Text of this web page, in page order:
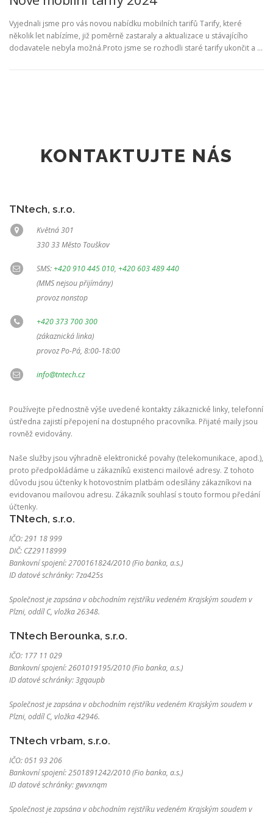
Vyjednali jsme pro vás novou nabídku mobilních tarifů Tarify, které
několik let nabízíme, již poměrně zastaraly a aktualizace u stávajícího
dodavatele nebyla možná.Proto jsme se rozhodli staré tarify ukončit a …
KONTAKTUJTE NÁS
TNtech, s.r.o.
Květná 301
330 33 Město Touškov
SMS:+420 910 445 010, +420 603 489 440
(MMS nejsou přijímány)
provoz nonstop
+420 373 700 300
(zákaznická linka)
provoz Po-Pá, 8:00-18:00
info@tntech.cz
Používejte přednostně výše uvedené kontakty zákaznické linky, telefonní
ústředna zajistí přepojení na dostupného pracovníka. Přijaté maily jsou
rovněž evidovány.
Naše služby jsou výhradně elektronické povahy (telekomunikace, apod.),
proto předpokládáme u zákazníků existenci mailové adresy. Z tohoto
důvodu jsou účtenky k hotovostním platbám odesílány zákazníkovi na
evidovanou mailovou adresu. Zákazník souhlasí s touto formou předání
účtenky.
TNtech, s.r.o.
IČO: 291 18 999
DIČ: CZ29118999
Bankovní spojení: 2700161824/2010 (Fio banka, a.s.)
ID datové schránky: 7za425s
Společnost je zapsána v obchodním rejstříku vedeném Krajským soudem v
Plzni, oddíl C, vložka 26348.
TNtech Berounka, s.r.o.
IČO: 177 11 029
Bankovní spojení: 2601019195/2010 (Fio banka, a.s.)
ID datové schránky: 3gqaupb
Společnost je zapsána v obchodním rejstříku vedeném Krajským soudem v
Plzni, oddíl C, vložka 42946.
TNtech vrbam, s.r.o.
IČO: 051 93 206
Bankovní spojení: 2501891242/2010 (Fio banka, a.s.)
ID datové schránky: gwvxnqm
Společnost je zapsána v obchodním rejstříku vedeném Krajským soudem v